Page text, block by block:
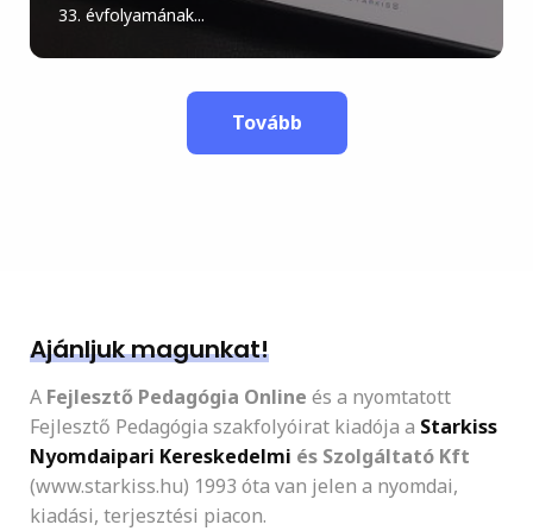
33. évfolyamának...
Tovább
Ajánljuk magunkat!
A Fejlesztő Pedagógia Online és a nyomtatott
Fejlesztő Pedagógia szakfolyóirat kiadója a Starkiss
Nyomdaipari Kereskedelmi és Szolgáltató Kft
(www.starkiss.hu) 1993 óta van jelen a nyomdai,
kiadási, terjesztési piacon.